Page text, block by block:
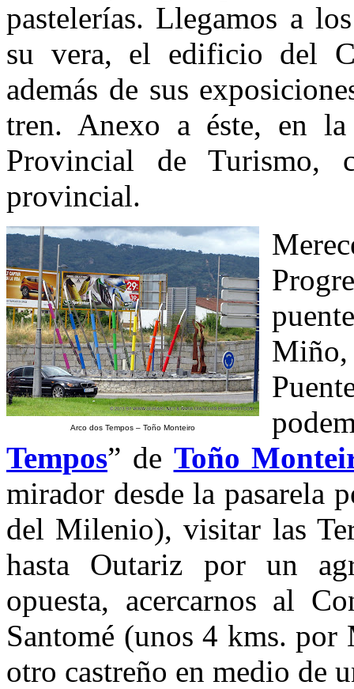
pastelerías. Llegamos a
su vera, el edificio del
además de sus
tren. Anexo a éste, en
Provincial de Turismo,
provincial.
Arco dos Tempos – Toño Monteiro
Tempos” de Toño
mirador desde la pasarela
del Milenio), visitar las
hasta Outariz por un
opuesta, acercarnos al
Santomé (unos 4 kms.
otro castreño en medio de